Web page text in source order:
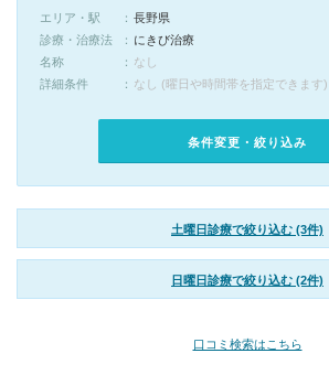
エリア・駅
長野県
診療・治療法
にきび治療
名称
なし
詳細条件
なし (曜日や時間帯を指定できます)
条件変更・絞り込み
土曜日診療で絞り込む (3件)
日曜日診療で絞り込む (2件)
口コミ検索はこちら